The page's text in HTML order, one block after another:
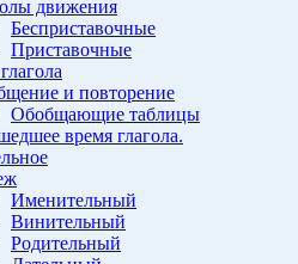
движения
Бесприставочные
Приставочные
и повторение
Обобщающие таблицы
время глагола.
Именительный
Винительный
Родительный